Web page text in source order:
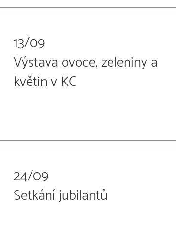
13/09
Výstava ovoce, zeleniny a
květin v KC
24/09
Setkání jubilantů